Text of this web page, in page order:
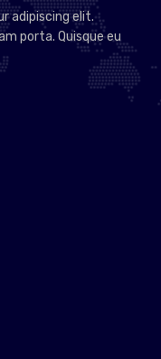
adipiscing elit.
porta. Quisque eu